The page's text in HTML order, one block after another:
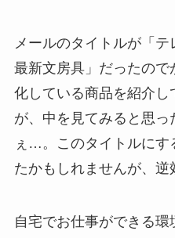
メールのタイトルが「
最新文房具」だったの
化している商品を紹介
が、中を見てみると思
ぇ…。このタイトルにす
たかもしれませんが、逆
自宅でお仕事ができる